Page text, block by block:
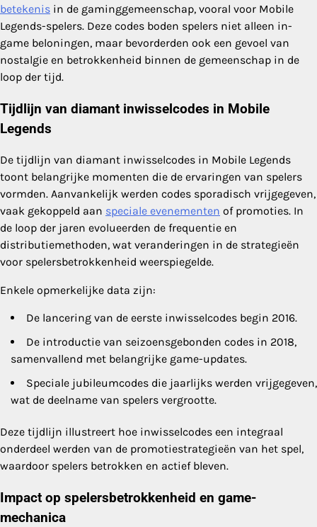
betekenis in de gaminggemeenschap, vooral voor Mobile
Legends-spelers. Deze codes boden spelers niet alleen in-
game beloningen, maar bevorderden ook een gevoel van
nostalgie en betrokkenheid binnen de gemeenschap in de
loop der tijd.
Tijdlijn van diamant inwisselcodes in Mobile
Legends
De tijdlijn van diamant inwisselcodes in Mobile Legends
toont belangrijke momenten die de ervaringen van spelers
vormden. Aanvankelijk werden codes sporadisch vrijgegeven,
vaak gekoppeld aan speciale evenementen of promoties. In
de loop der jaren evolueerden de frequentie en
distributiemethoden, wat veranderingen in de strategieën
voor spelersbetrokkenheid weerspiegelde.
Enkele opmerkelijke data zijn:
De lancering van de eerste inwisselcodes begin 2016.
De introductie van seizoensgebonden codes in 2018,
samenvallend met belangrijke game-updates.
Speciale jubileumcodes die jaarlijks werden vrijgegeven,
wat de deelname van spelers vergrootte.
Deze tijdlijn illustreert hoe inwisselcodes een integraal
onderdeel werden van de promotiestrategieën van het spel,
waardoor spelers betrokken en actief bleven.
Impact op spelersbetrokkenheid en game-
mechanica